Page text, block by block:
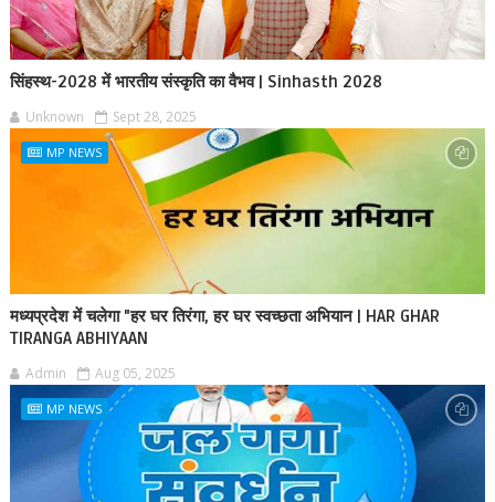
सिंहस्थ-2028 में भारतीय संस्कृति का वैभव | Sinhasth 2028
Unknown Sept 28, 2025
MP NEWS
मध्यप्रदेश में चलेगा "हर घर तिरंगा, हर घर स्वच्छता अभियान | HAR GHAR
TIRANGA ABHIYAAN
Admin Aug 05, 2025
MP NEWS